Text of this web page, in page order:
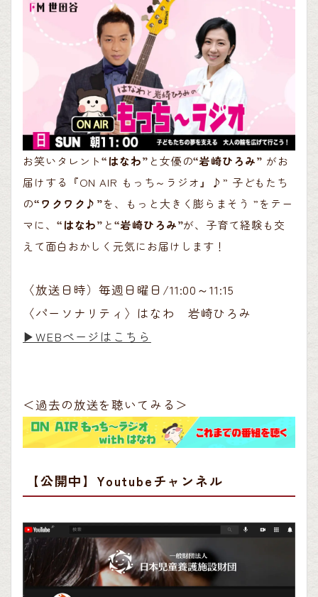
お笑いタレント“はなわ” と女優の“岩崎ひろみ” がお
届けする『ON AIR もっち～ラジオ』♪” 子どもたち
の“ワクワク♪”を、もっと大きく膨らまそう ”をテー
マに、 “はなわ” と“岩崎ひろみ”が、子育て経験も交
えて面白おかしく元気にお届けします！
〈放送日時）毎週日曜日/11:00～11:15
〈パーソナリティ〉はなわ 岩崎ひろみ
▶︎WEBページはこちら
＜過去の放送を聴いてみる＞
【公開中】Youtubeチャンネル